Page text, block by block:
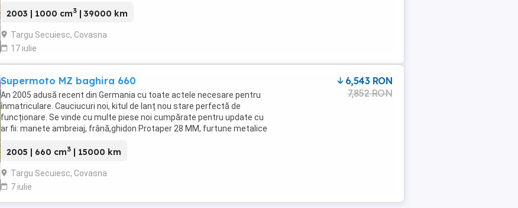
2003 | 1000 cm3 | 39000 km
Targu Secuiesc, Covasna
17 iulie
Supermoto MZ baghira 660
An 2005 adusă recent din Germania cu toate actele necesare pentru
înmatriculare. Cauciucuri noi, kitul de lanț nou stare perfectă de
funcționare. Se vinde cu multe piese noi cumpărate pentru update cu
ar fii: manete ambreiaj, frână,ghidon Protaper 28 MM, furtune metalice
2005 | 660 cm3 | 15000 km
Targu Secuiesc, Covasna
7 iulie
6,543 RON
7,852 RON